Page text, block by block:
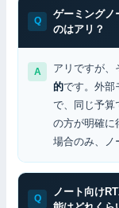
ゲーミングノ
のはアリ？
アリですが、
的です。外部
で、同じ予算
の方が明確に
場合のみ、ノ
ノート向け